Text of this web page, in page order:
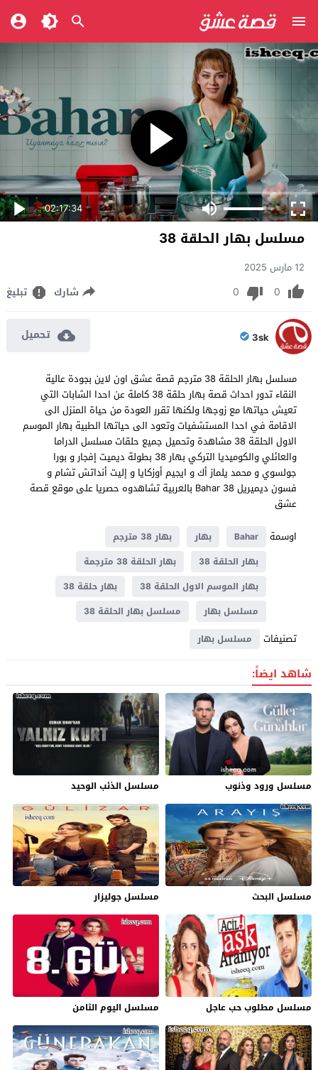
02:17:34
مسلسل بهار الحلقة 38
12 مارس 2025
0
0 شارك تبليغ
3sk تحميل
مسلسل بهار الحلقة 38 مترجم قصة عشق اون لاين بجودة عالية
النقاء تدور احداث قصة بهار حلقة 38 كاملة عن احدا الشابات التي
تعيش حياتها مع زوجها ولكنها تقرر العودة من حياة المنزل الى
الاقامة في احدا المستشفيات وتعود الى حياتها الطبية بهار الموسم
الاول الحلقة 38 مشاهدة وتحميل جميع حلقات مسلسل الدراما
والعائلي والكوميديا التركي بهار 38 بطولة ديميت إفجار و بورا
جولسوي و محمد يلماز أك و ايجيم أوزكايا و إليت أنداتش تشام و
فسون ديميريل Bahar 38 بالعربية تشاهدوه حصريا على موقع قصة
عشق
اوسمة
Bahar بهار
بهار 38 مترجم
بهار الحلقة 38
بهار الحلقة 38 مترجمة
بهار الموسم الاول الحلقة 38
بهار حلقة 38
مسلسل بهار
مسلسل بهار الحلقة 38
تصنيفات مسلسل بهار
شاهد ايضاً:
مسلسل ورود وذنوب مسلسل الذئب الوحيد
مسلسل البحث مسلسل جوليزار
مسلسل مطلوب حب عاجل مسلسل اليوم الثامن